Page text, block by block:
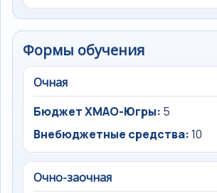
Формы обучения
Очная
Бюджет ХМАО-Югры: 5
Внебюджетные средства:10
Очно-заочная